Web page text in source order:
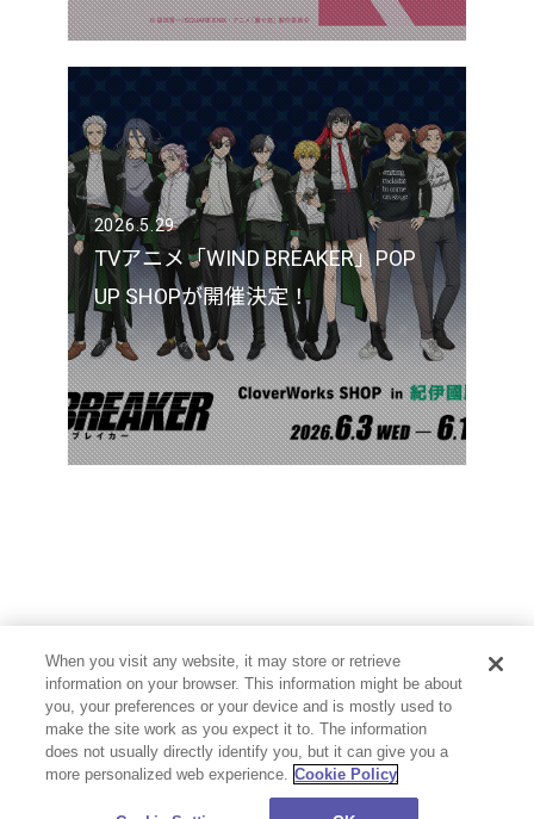
2026.5.29
TVアニメ「WIND BREAKER」POP
UP SHOPが開催決定！
プライバシーポリシー お問い合わせ Cookie Settings
When you visit any website, it may store or retrieve
information on your browser. This information might be about
you, your preferences or your device and is mostly used to
make the site work as you expect it to. The information
does not usually directly identify you, but it can give you a
more personalized web experience. Cookie Policy